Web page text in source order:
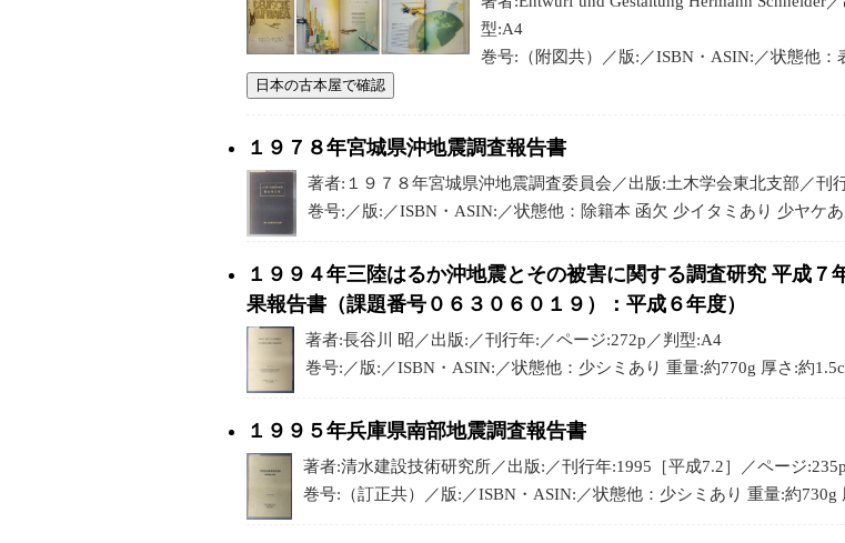
型:A4
巻号:（附図共）／版:／ISBN・ASIN:／状態他
日本の古本屋で確認
１９７８年宮城県沖地震調査報告書
著者:１９７８年宮城県沖地震調査委員会／出版:土木学会東北支部／刊
巻号:／版:／ISBN・ASIN:／状態他：除籍本 函欠 少イタミあり 少ヤケ
１９９４年三陸はるか沖地震とその被害に関する調査研究 平成
果報告書（課題番号０６３０６０１９）：平成６年度）
著者:長谷川 昭／出版:／刊行年:／ページ:272p／判型:A4
巻号:／版:／ISBN・ASIN:／状態他：少シミあり 重量:約770g 厚さ:約
１９９５年兵庫県南部地震調査報告書
著者:清水建設技術研究所／出版:／刊行年:1995［平成7.2］／ページ
巻号:（訂正共）／版:／ISBN・ASIN:／状態他：少シミあり 重量:約730g